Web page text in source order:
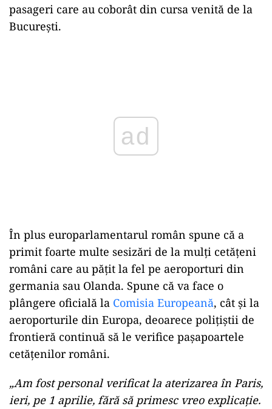
pasageri care au coborât din cursa venită de la
București.
În plus europarlamentarul român spune că a
primit foarte multe sesizări de la mulți cetățeni
români care au pățit la fel pe aeroporturi din
germania sau Olanda. Spune că va face o
plângere oficială la Comisia Europeană, cât și la
aeroporturile din Europa, deoarece polițiștii de
frontieră continuă să le verifice pașapoartele
cetățenilor români.
„Am fost personal verificat la aterizarea în Paris,
ieri, pe 1 aprilie, fără să primesc vreo explicație.